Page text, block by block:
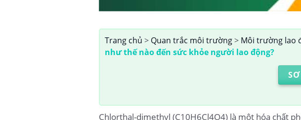
Trang chủ > Quan trắc môi trường> Môi trường lao
như thế nào đến sức khỏe người lao động?
Chlorthal-dimethyl (C10H6Cl4O4) là một hóa chất